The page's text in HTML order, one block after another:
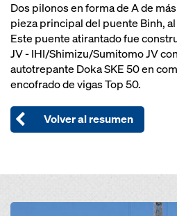
Dos pilonos en forma de A de
pieza principal del puente Binh,
Este puente atirantado fue
JV - IHI/Shimizu/Sumitomo JV
autotrepante Doka SKE 50 en
encofrado de vigas Top 50.
Volver al resumen
Open